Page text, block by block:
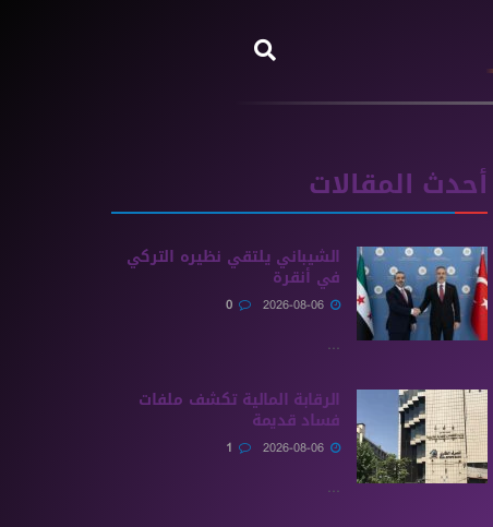
أحدث المقالات
الشيباني يلتقي نظيره التركي
في أنقرة
...
الرقابة المالية تكشف ملفات
فساد قديمة
...